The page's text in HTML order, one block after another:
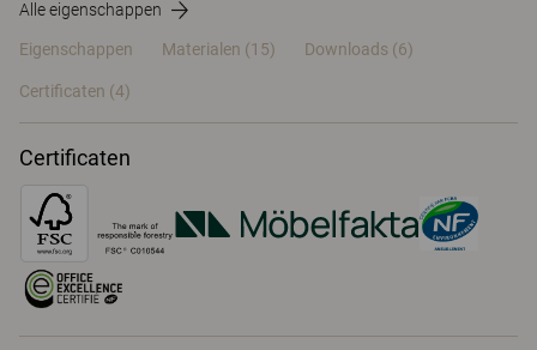
Alle eigenschappen
Eigenschappen Materialen (15) Downloads (6)
Certificaten (4)
Certificaten